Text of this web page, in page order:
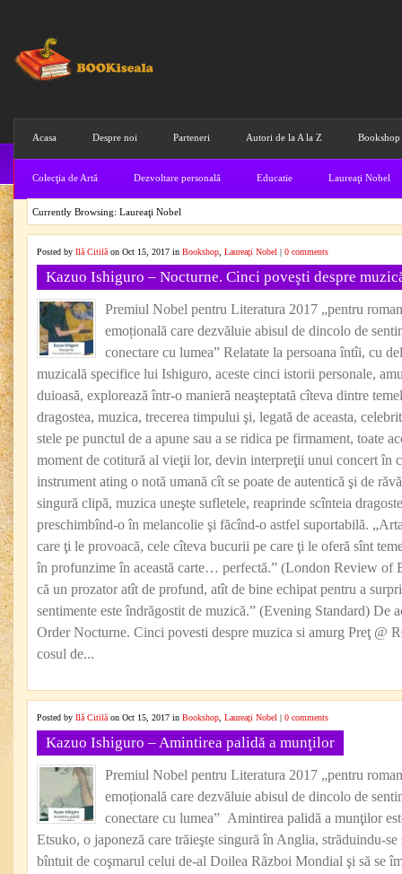
Acasa Despre noi Parteneri Autori de la A la Z Bookshop
Colecţia de Artă Dezvoltare personală Educatie Laureaţi Nobel
Currently Browsing: Laureaţi Nobel
Posted by Ilă Citilă on Oct 15, 2017 in Bookshop Laureaţi Nobel | 0 comments
Kazuo Ishiguro – Nocturne. Cinci poveşti despre
Premiul Nobel pentru Literatura 2017 „pentru
emoțională care dezvăluie abisul de dincolo de
conectare cu lumea” Relatate la persoana întîi, cu
muzicală specifice lui Ishiguro, aceste cinci istorii personale,
duioasă, explorează într-o manieră neaşteptată cîteva dintre
dragostea, muzica, trecerea timpului şi, legată de aceasta,
stele pe punctul de a apune sau a se ridica pe firmament, toate
moment de cotitură al vieţii lor, devin interpreţii unui concert în
instrument ating o notă umană cît se poate de autentică şi de
singură clipă, muzica uneşte sufletele, reaprinde scînteia
preschimbînd-o în melancolie şi făcînd-o astfel suportabilă.
care ţi le provoacă, cele cîteva bucurii pe care ţi le oferă sînt
în profunzime în această carte… perfectă.” (London Review of
că un prozator atît de profund, atît de bine echipat pentru a
sentimente este îndrăgostit de muzică.” (Evening Standard) De
Order Nocturne. Cinci povesti despre muzica si amurg Preţ @
cosul de...
Posted by Ilă Citilă on Oct 15, 2017 in Bookshop Laureaţi Nobel | 0 comments
Kazuo Ishiguro – Amintirea palidă a munţilor
Premiul Nobel pentru Literatura 2017 „pentru
emoțională care dezvăluie abisul de dincolo de
conectare cu lumea” Amintirea palidă a munţilor
Etsuko, o japoneză care trăieşte singură în Anglia, străduindu-
bîntuit de coşmarul celui de-al Doilea Război Mondial şi să se